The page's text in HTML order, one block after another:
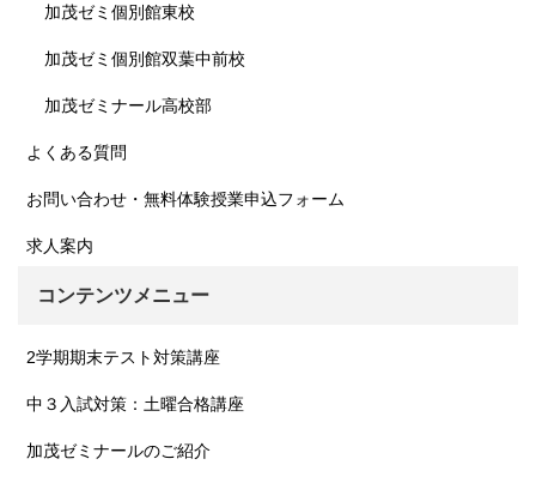
加茂ゼミ個別館東校
加茂ゼミ個別館双葉中前校
加茂ゼミナール高校部
よくある質問
お問い合わせ・無料体験授業申込フォーム
求人案内
コンテンツメニュー
2学期期末テスト対策講座
中３入試対策：土曜合格講座
加茂ゼミナールのご紹介